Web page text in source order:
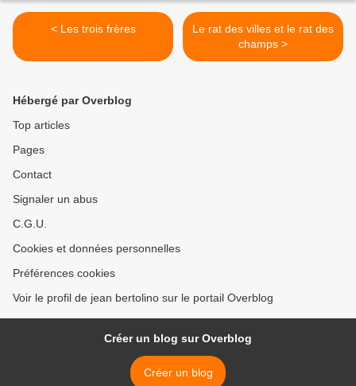
< Les trois frères
Le rat des villes et le rat des
champs >
Hébergé par Overblog
Top articles
Pages
Contact
Signaler un abus
C.G.U.
Cookies et données personnelles
Préférences cookies
Voir le profil de jean bertolino sur le portail Overblog
Créer un blog sur Overblog
Créer un blog